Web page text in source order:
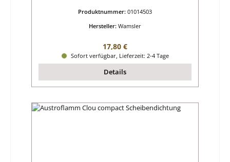
Produktnummer: 01014503
Hersteller: Wamsler
Regulärer Preis:
17,80 €
Sofort verfügbar, Lieferzeit: 2-4 Tage
Details